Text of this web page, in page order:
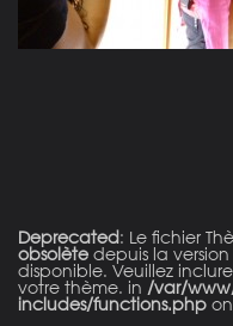
Deprecated: Le fichier
obsolète depuis la
disponible. Veuillez
votre thème. in /var/
includes/functions.php